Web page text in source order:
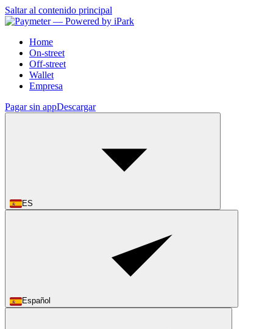
Saltar al contenido principal
Home
On-street
Off-street
Wallet
Empresa
Pagar sin appDescargar
ES
Español